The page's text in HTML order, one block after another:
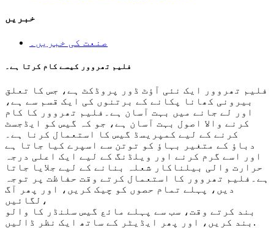
خبریں
صنعت کی خبریں۔
فلیم تھروور کیسے کام کرتا ہے۔
فلیم تھروور ایک نئی آؤٹ ڈور پروڈکٹ ہے، جس کا تعلق
بیرونی کھانا پکانے کے برتنوں کی ایک قسم سے ہے،
اور لے جانے میں بہت آسان ہے۔فلیم تھروور کا کام
کرنے والا اصول بہت آسان ہے، جو کہ گیس کو ایڈجسٹ
کرنے کے لیے کمپریسڈ گیس کا استعمال کرنا ہے۔
دباؤ کے متغیر بہاؤ کو توتن سے اسپرے کیا جاتا ہے
اور اسے گرم کرنے اور ویلڈنگ کے لیے ایک اعلی درجہ
حرارت والی بیلناکار شعلہ بنانے کے لیے جلایا جاتا
ہے۔فلیم تھروور کا استعمال کرتے وقت حفاظت پر توجہ
دیں، پہلے تمام حصوں کو چیک کریں، اور پھر آگ
لگائیں،
بند کرتے وقت، سب سے پہلے مائع گیس سلنڈر کا والو
بند کریں، اور پھر ایڈیٹر کے ساتھ ایک نظر ڈالیں.